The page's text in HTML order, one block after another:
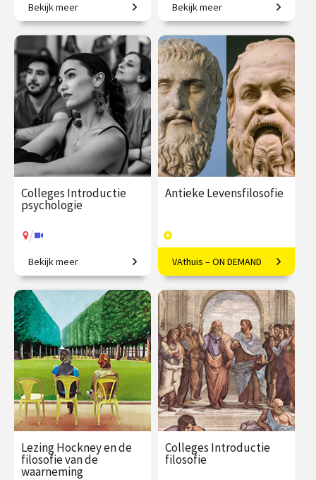
In één jaar de wereld beter
begrijpen!
€ 1090.00
vanaf 22
sep.
/ Op locatie of online
Bekijk meer
Van existentialisme en
identiteit tot sociale media.
€ 195.00
vanaf 29
sep.
Online
Bekijk meer
Colleges Introductie
psychologie
/
Van gedrag tot geheugen,
van stoornissen tot therapie.
€ 345.00
vanaf 22
sep.
/ Op locatie of online
Bekijk meer
Antieke Levensfilosofie
Het goede leven volgens
Socrates, Plato en vele
andere denkers.
€ 169.00
46
afleveringen
Speeltijd 13 uur
VAthuis
VAthuis – ON DEMAND
Lezing Hockney en de
filosofie van de
waarneming
Colleges Introductie
filosofie